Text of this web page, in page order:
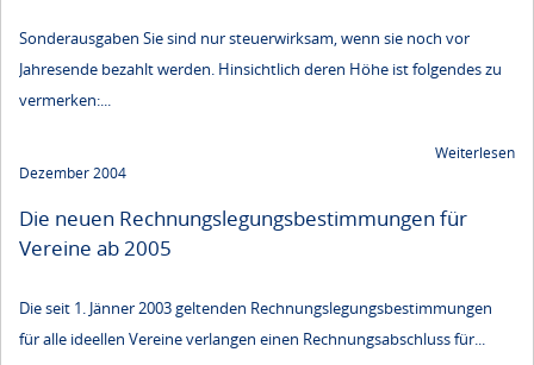
Sonderausgaben Sie sind nur steuerwirksam, wenn sie noch vor
Jahresende bezahlt werden. Hinsichtlich deren Höhe ist folgendes zu
vermerken:...
Weiterlesen
Dezember 2004
Die neuen Rechnungslegungsbestimmungen für
Vereine ab 2005
Die seit 1. Jänner 2003 geltenden Rechnungslegungsbestimmungen
für alle ideellen Vereine verlangen einen Rechnungsabschluss für...